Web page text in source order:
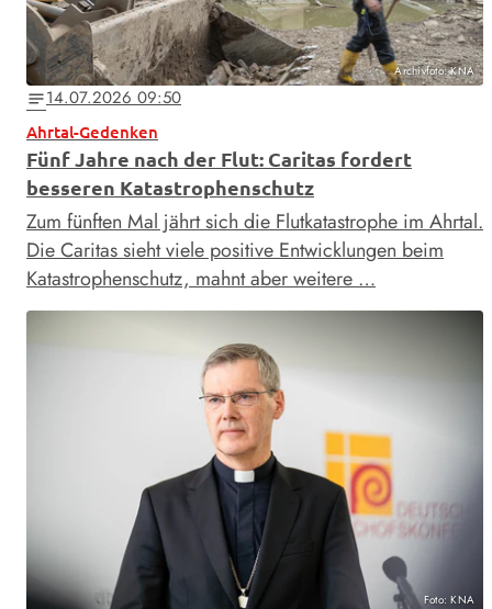
Archivfoto: KNA
notes14.07.2026 09:50
Ahrtal-Gedenken
Fünf Jahre nach der Flut: Caritas fordert
besseren Katastrophenschutz
Zum fünften Mal jährt sich die Flutkatastrophe im Ahrtal.
Die Caritas sieht viele positive Entwicklungen beim
Katastrophenschutz, mahnt aber weitere …
Foto: KNA